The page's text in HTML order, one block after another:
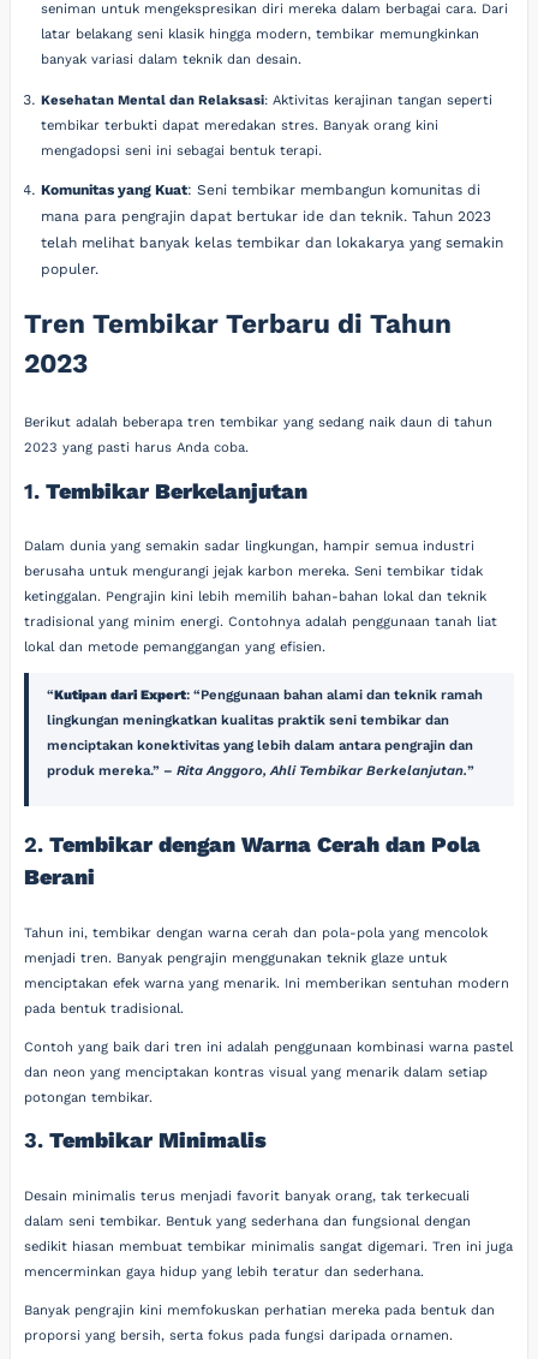
seniman untuk mengekspresikan diri mereka dalam berbagai cara. Dari
latar belakang seni klasik hingga modern, tembikar memungkinkan
banyak variasi dalam teknik dan desain.
Kesehatan Mental dan Relaksasi: Aktivitas kerajinan tangan seperti
tembikar terbukti dapat meredakan stres. Banyak orang kini
mengadopsi seni ini sebagai bentuk terapi.
Komunitas yang Kuat: Seni tembikar membangun komunitas di
mana para pengrajin dapat bertukar ide dan teknik. Tahun 2023
telah melihat banyak kelas tembikar dan lokakarya yang semakin
populer.
Tren Tembikar Terbaru di Tahun
2023
Berikut adalah beberapa tren tembikar yang sedang naik daun di tahun
2023 yang pasti harus Anda coba.
1.Tembikar Berkelanjutan
Dalam dunia yang semakin sadar lingkungan, hampir semua industri
berusaha untuk mengurangi jejak karbon mereka. Seni tembikar tidak
ketinggalan. Pengrajin kini lebih memilih bahan-bahan lokal dan teknik
tradisional yang minim energi. Contohnya adalah penggunaan tanah liat
lokal dan metode pemanggangan yang efisien.
Kutipan dari Expert: “Penggunaan bahan alami dan teknik ramah
lingkungan meningkatkan kualitas praktik seni tembikar dan
menciptakan konektivitas yang lebih dalam antara pengrajin dan
produk mereka.” –Rita Anggoro, Ahli Tembikar Berkelanjutan.
2.Tembikar dengan Warna Cerah dan Pola
Berani
Tahun ini, tembikar dengan warna cerah dan pola-pola yang mencolok
menjadi tren. Banyak pengrajin menggunakan teknik glaze untuk
menciptakan efek warna yang menarik. Ini memberikan sentuhan modern
pada bentuk tradisional.
Contoh yang baik dari tren ini adalah penggunaan kombinasi warna pastel
dan neon yang menciptakan kontras visual yang menarik dalam setiap
potongan tembikar.
3.Tembikar Minimalis
Desain minimalis terus menjadi favorit banyak orang, tak terkecuali
dalam seni tembikar. Bentuk yang sederhana dan fungsional dengan
sedikit hiasan membuat tembikar minimalis sangat digemari. Tren ini juga
mencerminkan gaya hidup yang lebih teratur dan sederhana.
Banyak pengrajin kini memfokuskan perhatian mereka pada bentuk dan
proporsi yang bersih, serta fokus pada fungsi daripada ornamen.